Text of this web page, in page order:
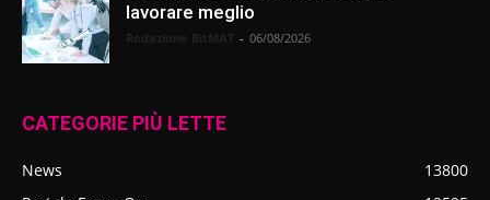
lavorare meglio
- 06/08/2026
CATEGORIE PIÙ LETTE
News
13800